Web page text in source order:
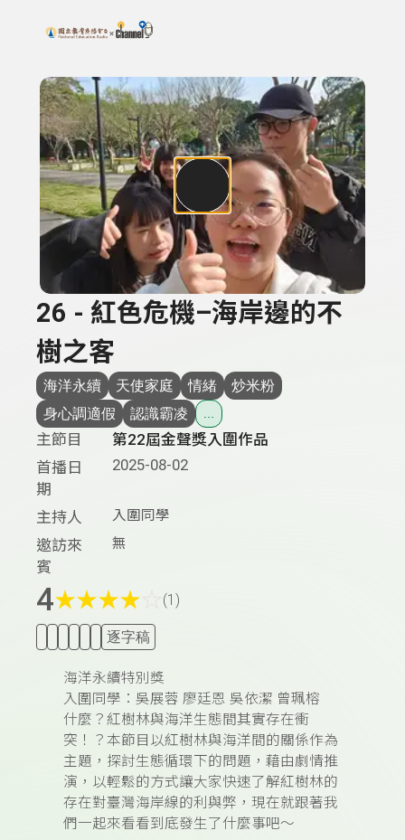
上方功能區塊
搜尋關鍵字：可輸入節目名稱、主持人或關鍵字
26 - 紅色危機–海岸邊的不
樹之客
海洋永續 天使家庭 情緒
炒米粉
身心調適假
認識霸凌 ...
主節目
第22屆金聲獎入圍作品
首播日
期
2025-08-02
主持人 入圍同學
邀訪來
賓
無
4★★★★ (1)
逐字稿
海洋永續特別獎
入圍同學：吳展蓉 廖廷恩 吳依潔 曾珮榕
什麼？紅樹林與海洋生態間其實存在衝
突！？本節目以紅樹林與海洋間的關係作為
主題，探討生態循環下的問題，藉由劇情推
演，以輕鬆的方式讓大家快速了解紅樹林的
存在對臺灣海岸線的利與弊，現在就跟著我
們一起來看看到底發生了什麼事吧～